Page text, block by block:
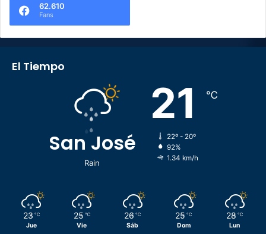
62.610
Fans
El Tiempo
San José
Rain
21 ℃
22º - 20º
92%
1.34 km/h
23 ℃
Jue
25 ℃
Vie
26 ℃
Sáb
25 ℃
Dom
28 ℃
Lun